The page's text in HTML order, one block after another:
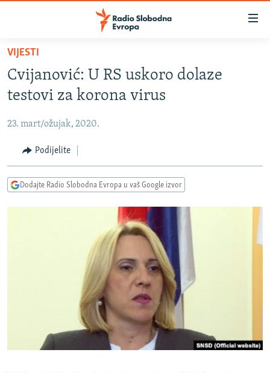
Pređite
glavni
sadržaj
na
navigaciju
Pređite
na
BOSNA I HERCEGOVINA
KOSOVO
CRNA GORA
VIDEO
PODCASTI
RSE PRIČE IZ SVIJETA
VIŠE OD NASLOVA
VIJESTI
Cvijanović: U RS uskoro dolaze
testovi za korona virus
23. mart/ožujak, 2020.
Podijelite
Dodajte Radio Slobodna Evropa u vaš Google izvor